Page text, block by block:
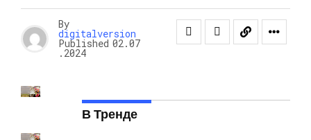
By
digitalversion
Published 02.07
.2024
В Тренде